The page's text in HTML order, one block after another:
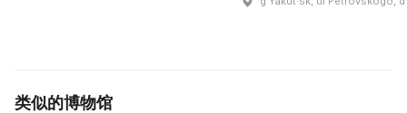
类似的博物馆